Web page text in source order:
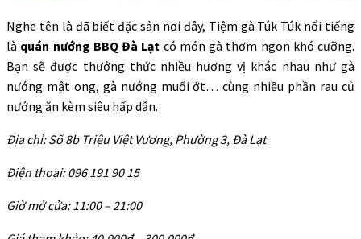
Nghe tên là đã biết đặc sản nơi đây, Tiệm gà Túk Túk nổi tiếng
là quán nướng BBQ Đà Lạt có món gà thơm ngon khó cưỡng.
Bạn sẽ được thưởng thức nhiều hương vị khác nhau như gà
nướng mật ong, gà nướng muối ớt… cùng nhiều phần rau củ
nướng ăn kèm siêu hấp dẫn.
Địa chỉ: Số 8b Triệu Việt Vương, Phường 3, Đà Lạt
Điện thoại: 096 191 90 15
Giờ mở cửa: 11:00 – 21:00